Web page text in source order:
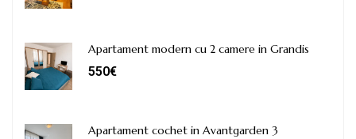
Apartament modern cu 2 camere in Grandis
550€
Apartament cochet in Avantgarden 3